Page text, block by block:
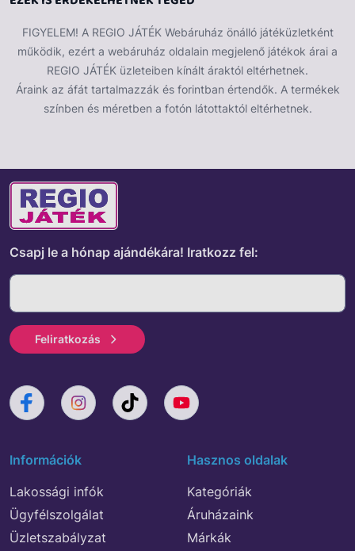
FIGYELEM! A REGIO JÁTÉK Webáruház önálló játéküzletként
működik, ezért a webáruház oldalain megjelenő játékok árai a
REGIO JÁTÉK üzleteiben kínált áraktól eltérhetnek.
Áraink az áfát tartalmazzák és forintban értendők. A termékek
színben és méretben a fotón látottaktól eltérhetnek.
Csapj le a hónap ajándékára! Iratkozz fel:
Feliratkozás
Információk
Lakossági infók
Ügyfélszolgálat
Üzletszabályzat
Hasznos oldalak
Kategóriák
Áruházaink
Márkák